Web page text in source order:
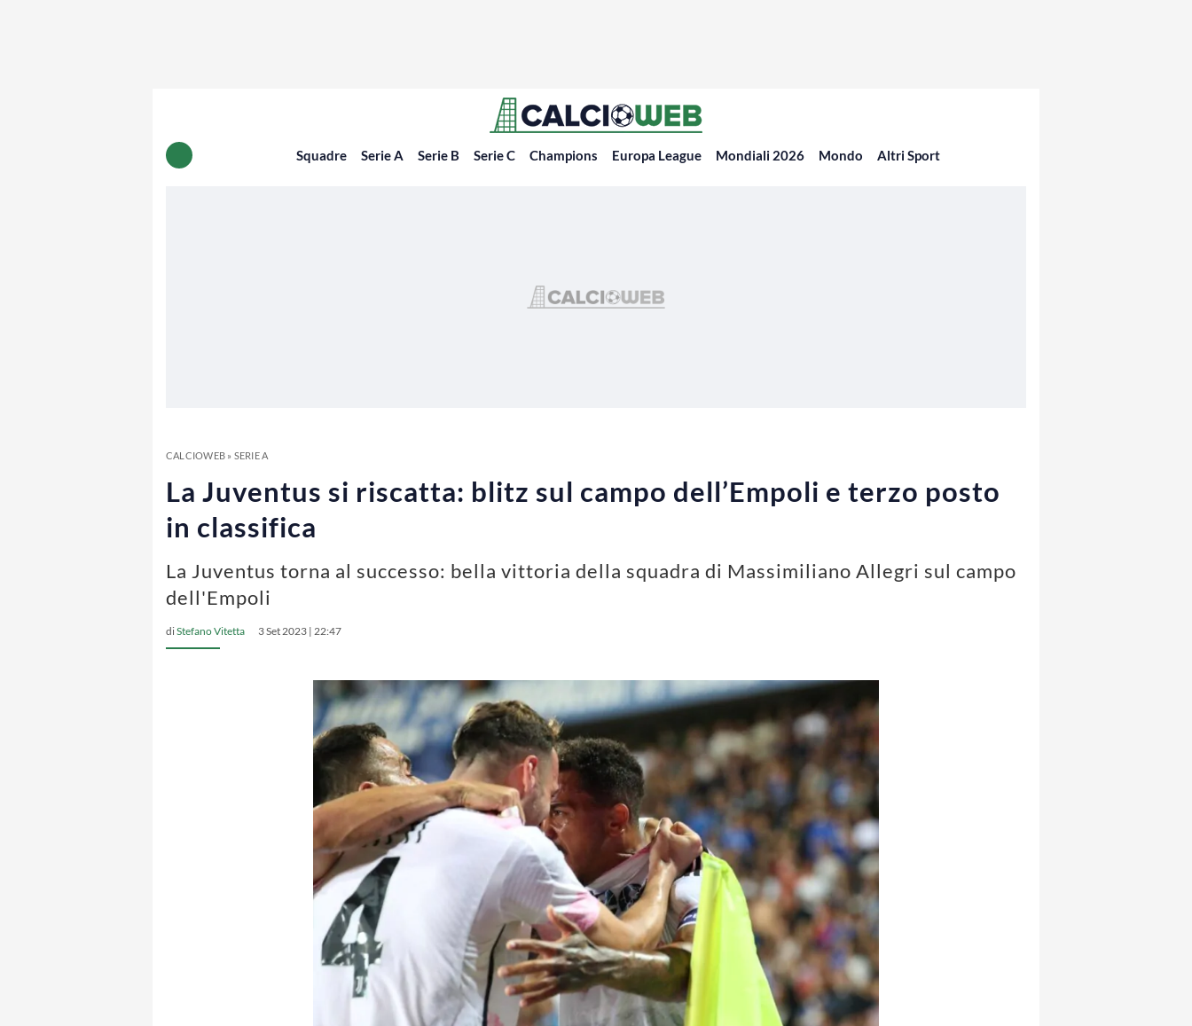
Squadre Serie A Serie B Serie C Champions Europa League Mondiali 2026 Mondo Altri Sport
CALCIOWEB» SERIE A
La Juventus si riscatta: blitz sul campo dell’Empoli e terzo posto
in classifica
La Juventus torna al successo: bella vittoria della squadra di Massimiliano Allegri sul campo
dell'Empoli
diStefano Vitetta 3 Set 2023 | 22:47